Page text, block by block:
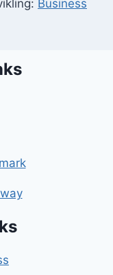
Business